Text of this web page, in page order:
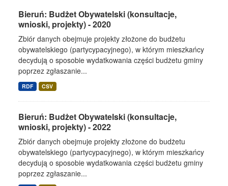
Bieruń: Budżet Obywatelski (konsultacje,
wnioski, projekty) - 2020
Zbiór danych obejmuje projekty złożone do budżetu
obywatelskiego (partycypacyjnego), w którym mieszkańcy
decydują o sposobie wydatkowania części budżetu gminy
poprzez zgłaszanie...
RDF CSV
Bieruń: Budżet Obywatelski (konsultacje,
wnioski, projekty) - 2022
Zbiór danych obejmuje projekty złożone do budżetu
obywatelskiego (partycypacyjnego), w którym mieszkańcy
decydują o sposobie wydatkowania części budżetu gminy
poprzez zgłaszanie...